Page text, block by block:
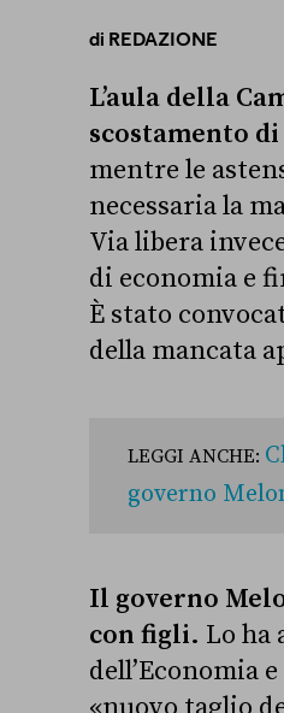
di REDAZIONE
L’aula della
scostamento
mentre le
necessaria la
Via libera
di economia e
È stato
della mancata
LEGGI ANCHE:
governo
Il governo
con figli. Lo ha
dell’Economia